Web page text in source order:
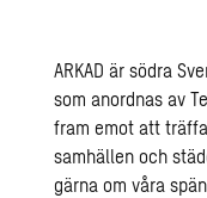
ARKAD är södra
som anordnas av
fram emot att
samhällen och
gärna om våra